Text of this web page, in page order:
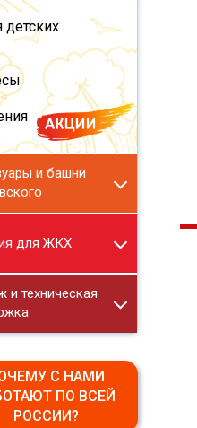
и башни
для ЖКХ
и техническая
С НАМИ
ПО ВСЕЙ
РОССИИ?